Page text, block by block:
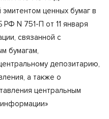
ценных бумаг в
N 751-П от 11 января
связанной с
бумагам,
депозитарию,
а также о
центральным